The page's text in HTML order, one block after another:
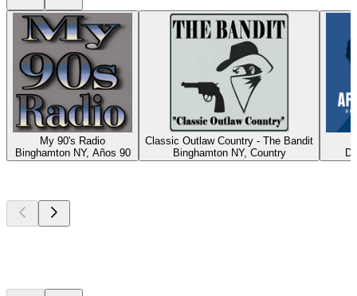
My 90's Radio
Binghamton NY, Años 90
Classic Outlaw Country - The Bandit
Binghamton NY, Country